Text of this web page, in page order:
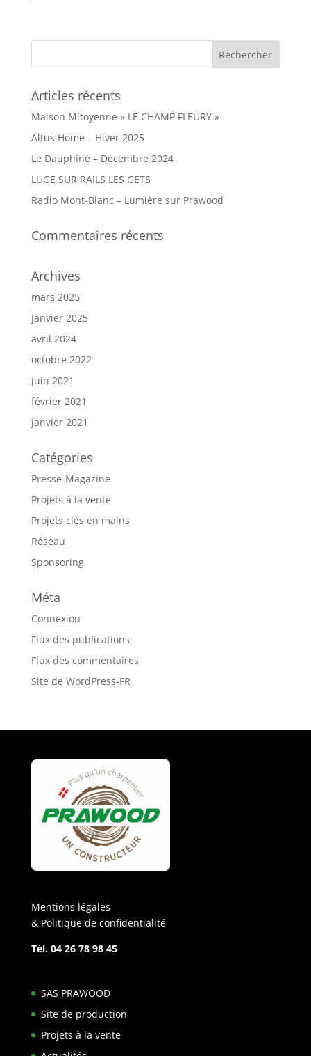
Articles récents
Maison Mitoyenne « LE CHAMP FLEURY »
Altus Home – Hiver 2025
Le Dauphiné – Décembre 2024
LUGE SUR RAILS LES GETS
Radio Mont-Blanc – Lumière sur Prawood
Commentaires récents
Archives
mars 2025
janvier 2025
avril 2024
octobre 2022
juin 2021
février 2021
janvier 2021
Catégories
Presse-Magazine
Projets à la vente
Projets clés en mains
Réseau
Sponsoring
Méta
Connexion
Flux des publications
Flux des commentaires
Site de WordPress-FR
Mentions légales
& Politique de confidentialité
Tél. 04 26 78 98 45
SAS PRAWOOD
Site de production
Projets à la vente